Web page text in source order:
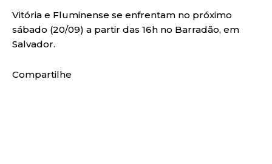
Vitória e Fluminense se enfrentam no próximo
sábado (20/09) a partir das 16h no Barradão, em
Salvador.
Compartilhe